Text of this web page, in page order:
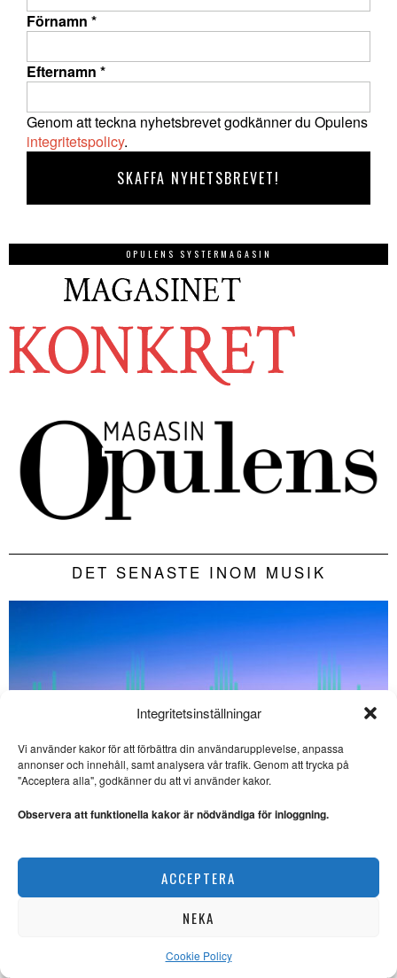
Integritetsinställningar
Vi använder kakor för att förbättra din användarupplevelse, anpassa
annonser och innehåll, samt analysera vår trafik. Genom att trycka på
"Acceptera alla", godkänner du att vi använder kakor.
Observera att funktionella kakor är nödvändiga för inloggning.
ACCEPTERA
NEKA
Cookie Policy
Förnamn *
Efternamn *
Genom att teckna nyhetsbrevet godkänner du Opulens
integritetspolicy.
OPULENS SYSTERMAGASIN
DET SENASTE INOM MUSIK
Kangas klanger: Punk, psych och synth i Göteborg